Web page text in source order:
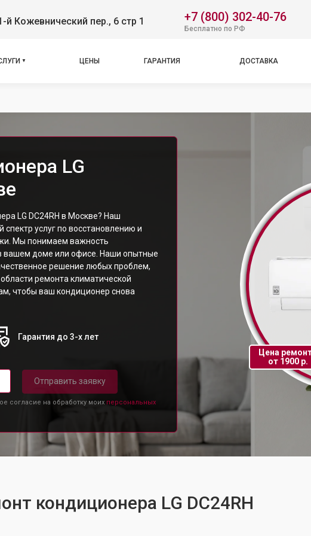
й Кожевнический пер., 6 стр 1 +7 (800) 302-40-76
Бесплатно по РФ
ЦЕНЫ ГАРАНТИЯ ДОСТАВКА
LG
LG DC24RH в Москве? Наш
услуг по восстановлению и
Мы понимаем важность
вашем доме или офисе. Наши опытные
решение любых проблем,
ремонта климатической
чтобы ваш кондиционер снова
Гарантия до 3-х лет
Отправить заявку
согласие на обработку моих персональных
Цена
от 1900 р.
кондиционера LG DC24RH